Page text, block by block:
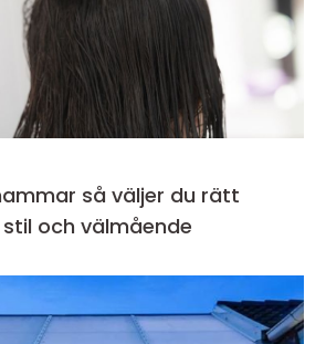
du rätt
och välmående